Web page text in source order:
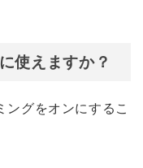
使えますか？
グをオンにするこ